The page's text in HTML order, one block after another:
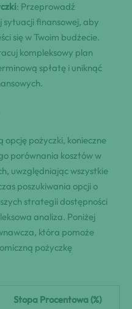
: Przeprowadź
sytuacji finansowej, aby
się w Twoim budżecie.
kompleksowy plan
spłatę i uniknąć
opcję pożyczki, konieczne
porównania kosztów w
uwzględniając wszystkie
poszukiwania opcji o
strategii dostępności
analiza. Poniżej
która pomoże
pożyczkę
Stopa Procentowa (%)